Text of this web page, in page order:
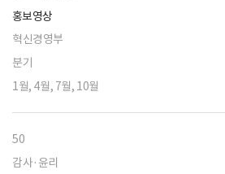
홍보영상
혁신경영부
분기
1월, 4월, 7월, 10월
50
감사·윤리